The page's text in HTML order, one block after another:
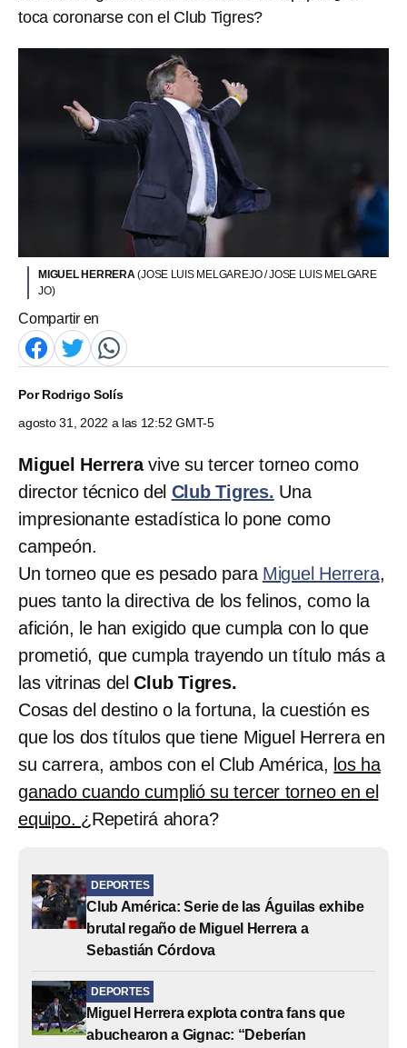
toca coronarse con el Club Tigres?
MIGUEL HERRERA(JOSE LUIS MELGAREJO / JOSE LUIS MELGARE
JO)
Compartir en
PorRodrigo Solís
agosto 31, 2022 a las 12:52 GMT-5
Miguel Herreravive su tercer torneo como
director técnico del Club Tigres. Una
impresionante estadística lo pone como
campeón.
Un torneo que es pesado para Miguel Herrera,
pues tanto la directiva de los felinos, como la
afición, le han exigido que cumpla con lo que
prometió, que cumpla trayendo un título más a
las vitrinas delClub Tigres.
Cosas del destino o la fortuna, la cuestión es
que los dos títulos que tiene Miguel Herrera en
su carrera, ambos con el Club América, los ha
ganado cuando cumplió su tercer torneo en el
equipo. ¿Repetirá ahora?
DEPORTES
Club América: Serie de las Águilas exhibe
brutal regaño de Miguel Herrera a
Sebastián Córdova
DEPORTES
Miguel Herrera explota contra fans que
abuchearon a Gignac: “Deberían